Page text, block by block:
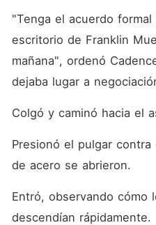
"Tenga el acuerdo
escritorio de Franklin
mañana", ordenó
dejaba lugar a
Colgó y caminó hacia el
Presionó el pulgar
de acero se abrieron.
Entró, observando cómo
descendían rápidamente.